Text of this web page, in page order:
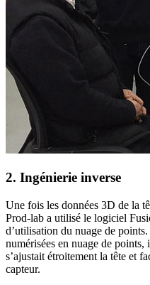
2. Ingénierie inverse
Une fois les données 3D de la
Prod-lab a utilisé le logiciel
d’utilisation du nuage de
numérisées en nuage de
s’ajustait étroitement la tête et
capteur.